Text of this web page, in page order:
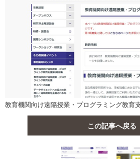
教育機関向け遠隔授業・プログラミング教育
この記事へ戻る